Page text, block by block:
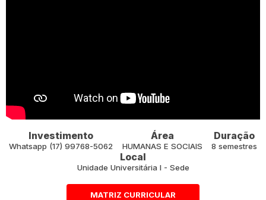
Investimento
Whatsapp (17) 99768-5062
Área
HUMANAS E SOCIAIS
Duração
8 semestres
Local
Unidade Universitária I - Sede
MATRIZ CURRICULAR